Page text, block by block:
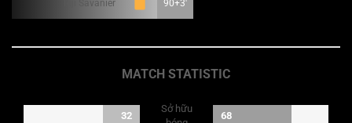
Téji Savanier 90+3'
MATCH STATISTIC
32
Sở hữu
68